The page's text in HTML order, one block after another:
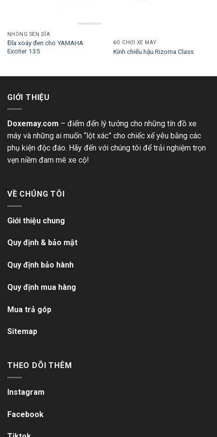
NHÔNG SÊN DĨA
Đĩa xoáy đen cho YAMAHA
Exciter 135
ĐỒ CHƠI XE MÁY
Kính chiếu hậu Rizoma Class
GIỚI THIỆU
Doxemay.com – điểm đến lý tưởng cho những tín đồ xe
máy và những ai muốn “lột xác” cho chiếc xế yêu bằng các
phụ kiện độc đáo. Hãy đến với chúng tôi để trải nghiệm trọn
vẹn niềm đam mê xe cộ!
VỀ CHÚNG TÔI
Giới thiệu chung
Quy định & bảo mật
Quy định bảo hành
Quy định mua hàng
Mua trả góp
Sitemap
THEO DÕI THÊM
Instagram
Facebook